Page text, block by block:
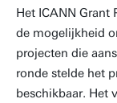
Het ICANN
de mogelijkheid
projecten die
ronde stelde het
beschikbaar. Het